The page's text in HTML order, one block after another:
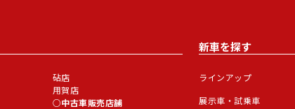
砧店
用賀店
中古車販売店舗
新車を探す
ラインアップ
展示車・試乗車